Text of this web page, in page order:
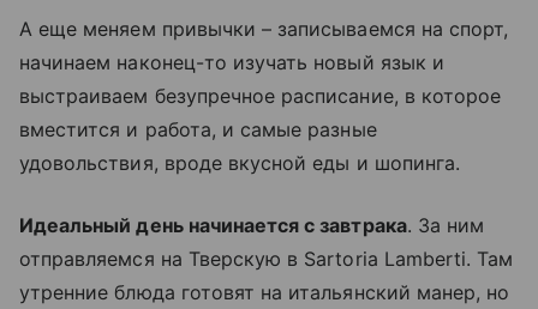
А еще меняем привычки – записываемся на спорт,
начинаем наконец-то изучать новый язык и
выстраиваем безупречное расписание, в которое
вместится и работа, и самые разные
удовольствия, вроде вкусной еды и шопинга.
Идеальный день начинается с завтрака. За ним
отправляемся на Тверскую в Sartoria Lamberti. Там
утренние блюда готовят на итальянский манер, но